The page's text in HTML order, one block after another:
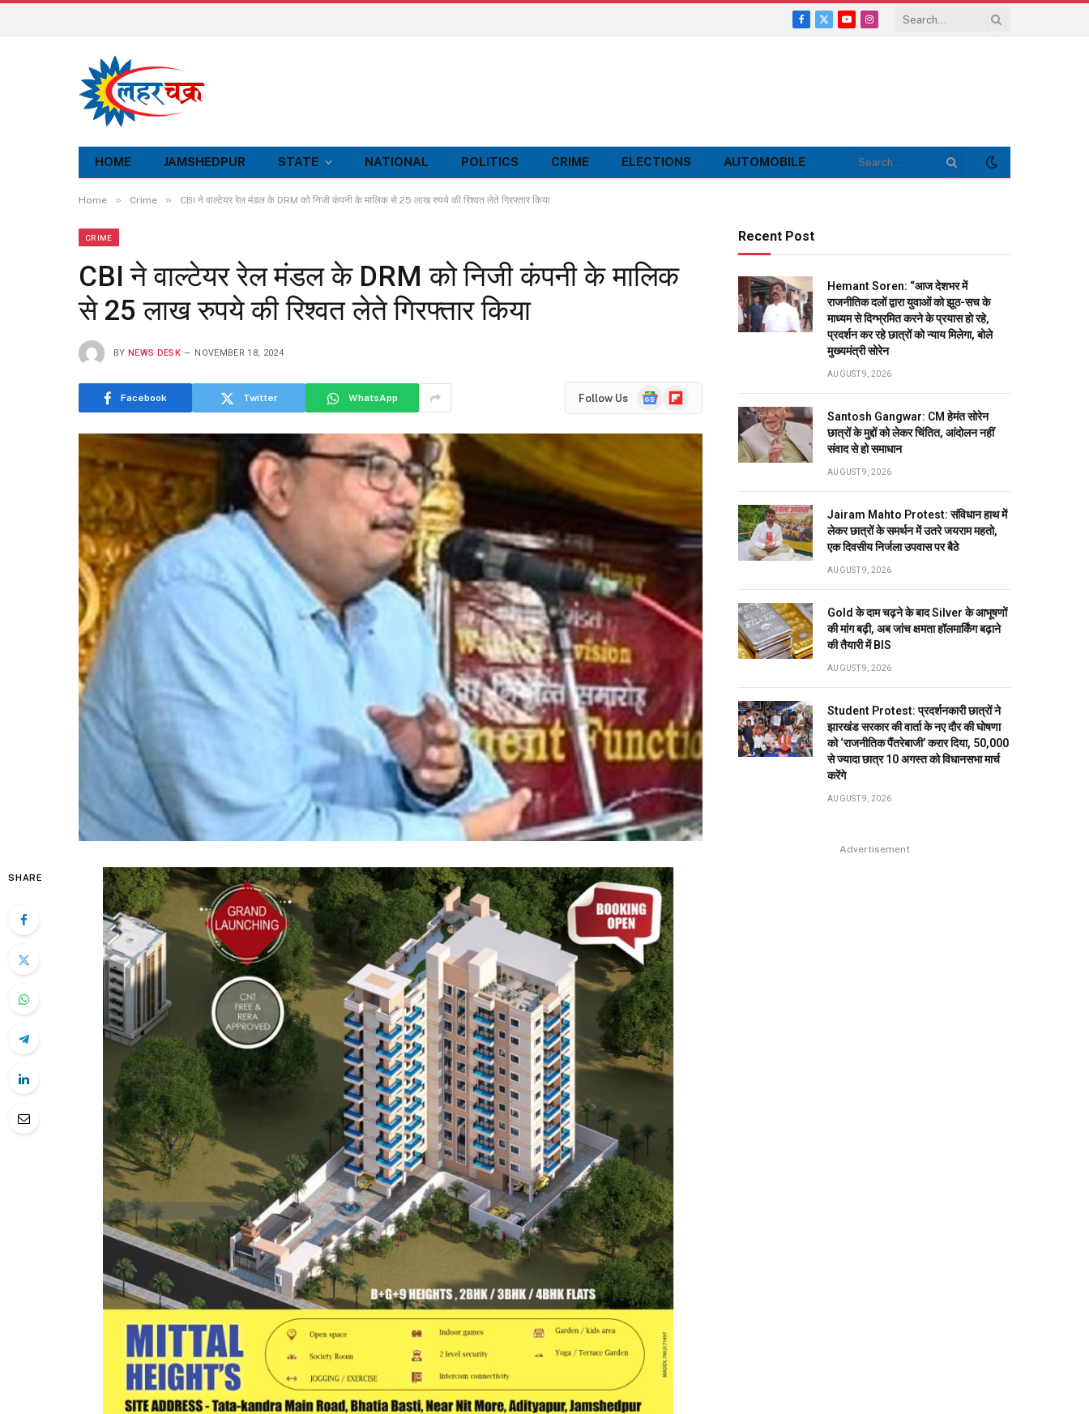
Facebook
X
YouTubeInstagram
HOME JAMSHEDPUR STATE NATIONAL POLITICS CRIME ELECTIONS AUTOMOBILE
Home » Crime » CBI ने वाल्टेयर रेल मंडल के DRM को निजी कंपनी के मालिक से 25 लाख रुपये की रिश्वत लेते गिरफ्तार किया
CRIME
CBI ने वाल्टेयर रेल मंडल के DRM को निजी कंपनी के मालिक
से 25 लाख रुपये की रिश्वत लेते गिरफ्तार किया
BY NEWS DESK NOVEMBER 18, 2024
Facebook Twitter WhatsApp Follow Us
GoogleFlipboard
SHARE
Recent Post
Hemant Soren: “आज देशभर में
राजनीतिक दलों द्वारा युवाओं को झूठ-सच के
माध्यम से दिग्भ्रमित करने के प्रयास हो रहे,
प्रदर्शन कर रहे छात्रों को न्याय मिलेगा, बोले
मुख्यमंत्री सोरेन
AUGUST 9, 2026
Santosh Gangwar: CM हेमंत सोरेन
छात्रों के मुद्दों को लेकर चिंतित, आंदोलन नहीं
संवाद से हो समाधान
AUGUST 9, 2026
Jairam Mahto Protest: संविधान हाथ में
लेकर छात्रों के समर्थन में उतरे जयराम महतो,
एक दिवसीय निर्जला उपवास पर बैठे
AUGUST 9, 2026
Gold के दाम चढ़ने के बाद Silver के आभूषणों
की मांग बढ़ी, अब जांच क्षमता हॉलमार्किंग बढ़ाने
की तैयारी में BIS
AUGUST 9, 2026
Student Protest: प्रदर्शनकारी छात्रों ने
झारखंड सरकार की वार्ता के नए दौर की घोषणा
को ‘राजनीतिक पैंतरेबाजी’ करार दिया, 50,000
से ज्यादा छात्र 10 अगस्त को विधानसभा मार्च
करेंगे
AUGUST 9, 2026
Advertisement